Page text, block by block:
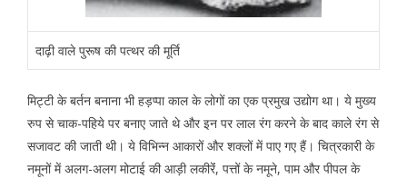
दाढ़ी वाले पुरूष की पत्थर की मूर्ति
मिट्टी के बर्तन बनाना भी हड़प्पा काल के लोगों का एक प्रमुख उद्योग था। ये मुख्य
रुप से चाक-पहिये पर बनाए जाते थे और इन पर लाल रंग करने के बाद काले रंग से
सजावट की जाती थी। ये विभिन्न आकारों और शक्लों में पाए गए हैं। चित्रकारी के
नमूनों में अलग-अलग मोटाई की आड़ी लकीरेंं, पत्तों के नमूने, पाम और पीपल के